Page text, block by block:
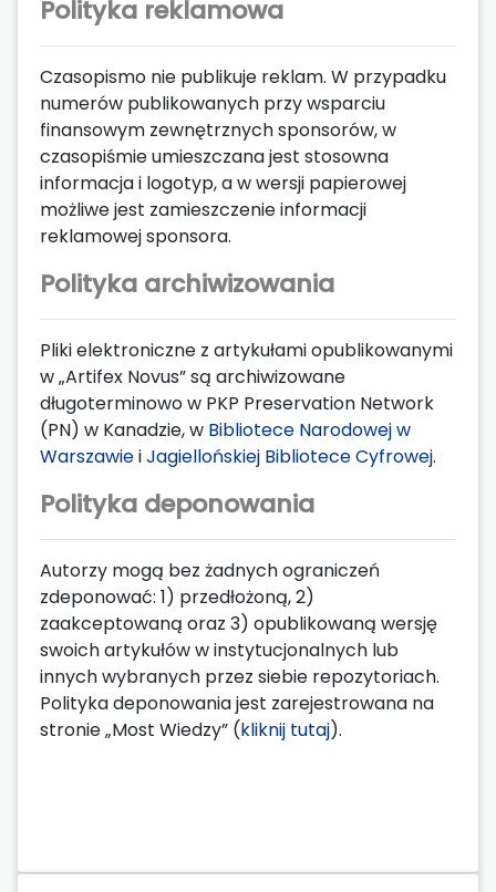
Polityka reklamowa
Czasopismo nie publikuje reklam. W przypadku
numerów publikowanych przy wsparciu
finansowym zewnętrznych sponsorów, w
czasopiśmie umieszczana jest stosowna
informacja i logotyp, a w wersji papierowej
możliwe jest zamieszczenie informacji
reklamowej sponsora.
Polityka archiwizowania
Pliki elektroniczne z artykułami opublikowanymi
w „Artifex Novus” są archiwizowane
długoterminowo w PKP Preservation Network
(PN) w Kanadzie, w Bibliotece Narodowej w
WarszawieiJagiellońskiej Bibliotece Cyfrowej.
Polityka deponowania
Autorzy mogą bez żadnych ograniczeń
zdeponować: 1) przedłożoną, 2)
zaakceptowaną oraz 3) opublikowaną wersję
swoich artykułów w instytucjonalnych lub
innych wybranych przez siebie repozytoriach.
Polityka deponowania jest zarejestrowana na
stronie „Most Wiedzy” (kliknij tutaj).